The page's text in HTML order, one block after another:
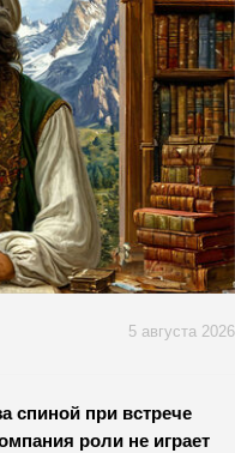
5 августа 2026
спиной при встрече
роли не играет